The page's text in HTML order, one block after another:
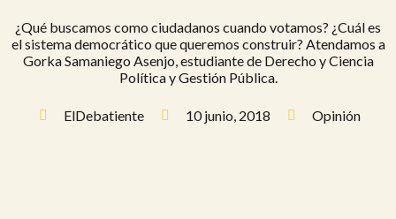
¿Qué buscamos como ciudadanos cuando votamos? ¿Cuál es
el sistema democrático que queremos construir? Atendamos a
Gorka Samaniego Asenjo, estudiante de Derecho y Ciencia
Política y Gestión Pública.
ElDebatiente 10 junio, 2018 Opinión